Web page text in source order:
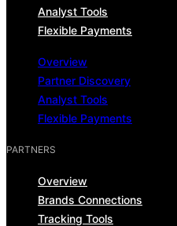
Analyst Tools
Flexible Payments
Overview
Partner Discovery
Analyst Tools
Flexible Payments
PARTNERS
Overview
Brands Connections
Tracking Tools